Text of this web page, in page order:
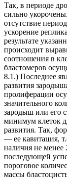
Так, в периоде
сильно
отсутствие
ускорение
результате
происходит
соотношения в
бластомеров
8.1.) Последнее
развития
пролиферации
значительного
зародыш или его
минимум клеток
развития. Так,
— ее кавитация,
наличия не менее
последующей
пороговое
массы